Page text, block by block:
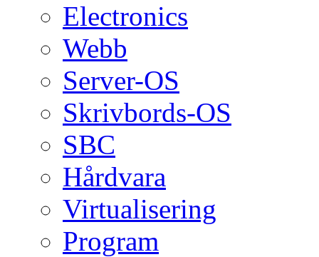
Electronics
Webb
Server-OS
Skrivbords-OS
SBC
Hårdvara
Virtualisering
Program